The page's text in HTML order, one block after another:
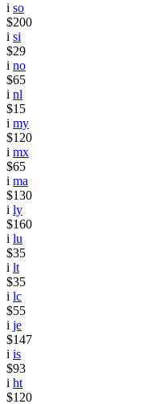
i so
$200
i si
$29
i no
$65
i nl
$15
i my
$120
i mx
$65
i ma
$130
i ly
$160
i lu
$35
i lt
$35
i lc
$55
i je
$147
i is
$93
i ht
$120